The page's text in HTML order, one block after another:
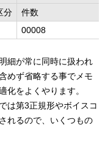
分
件数
00008
細が常に同時に扱われ
めず省略する事でメモ
化をよくやります。
は第3正規形やボイスコ
れるので、いくつもの